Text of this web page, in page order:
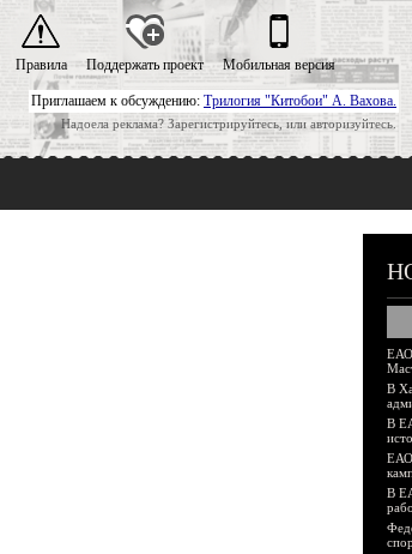
Приглашаем к обсуждению: Трилогия "Китобои" А. Вахова.
Надоела реклама? Зарегистрируйтесь, или авторизуйтесь.
Правила Поддержать проект Мобильная версия
ЕАО
В
В
ЕАО
В